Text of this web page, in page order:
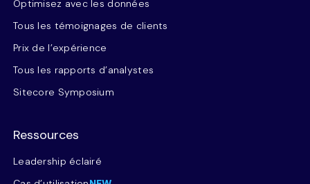
Optimisez avec les données
Tous les témoignages de clients
Prix de l’expérience
Tous les rapports d’analystes
Sitecore Symposium
Ressources
Leadership éclairé